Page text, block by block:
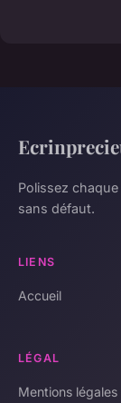
Polissez
sans défaut.
LIENS
Accueil
LÉGAL
Mentions légales